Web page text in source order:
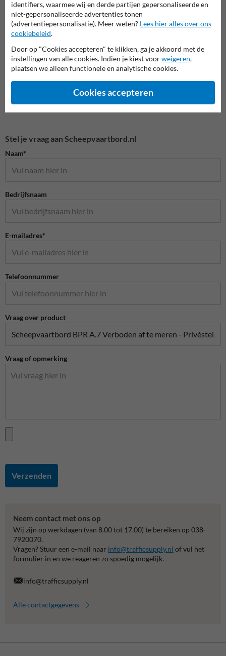
Combinatieborden met tekst A serie - Verbodstekens
Stel je vraag aan Scheepvaartbord.nl
Naam*
Bedrijfsnaam
E-mailadres*
Telefoonnummer
Vraag over product
Vraag of opmerking
Verzenden
Neem contact met ons op
Wij zijn op werkdagen (van 8.00 tot 17.00) te bereiken op 038-
7920070.
Vragen? Stuur een e-mail naar info@trafficsupply.nl of vul het
formulier in en we reageren zo spoedig mogelijk.
info@trafficsupply.nl
Alle contactgegevens
identifiers, waarmee wij en derde partijen gepersonaliseerde en
niet-gepersonaliseerde advertenties tonen
(advertentiepersonalisatie). Meer weten? Lees hier alles over ons
cookiebeleid.
Door op "Cookies accepteren" te klikken, ga je akkoord met de
instellingen van alle cookies. Indien je kiest voorweigeren,
plaatsen we alleen functionele en analytische cookies.
Cookies accepteren